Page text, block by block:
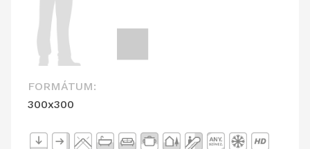
FORMÁTUM:
300x300